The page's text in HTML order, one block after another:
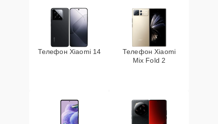
Телефон Xiaomi 14
Телефон Xiaomi
Mix Fold 2